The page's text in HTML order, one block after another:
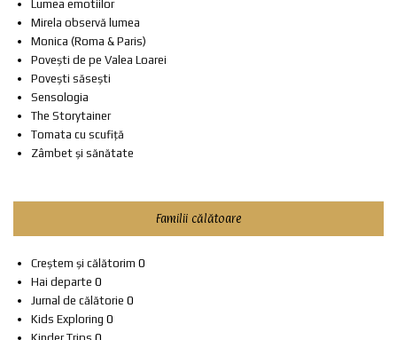
Lumea emotiilor
Mirela observă lumea
Monica (Roma & Paris)
Povești de pe Valea Loarei
Povești săsești
Sensologia
The Storytainer
Tomata cu scufiță
Zâmbet și sănătate
Familii călătoare
Creștem și călătorim 0
Hai departe 0
Jurnal de călătorie 0
Kids Exploring 0